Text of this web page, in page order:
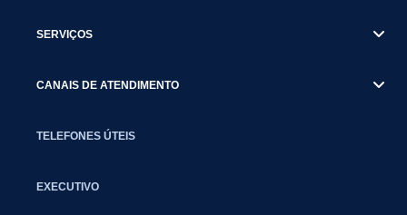
SERVIÇOS
CANAIS DE ATENDIMENTO
TELEFONES ÚTEIS
EXECUTIVO